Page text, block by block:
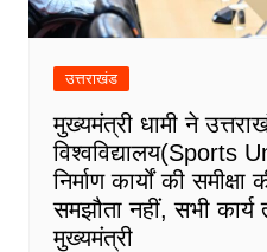
उत्तराखंड
मुख्यमंत्री धामी ने
विश्वविद्यालय(Sports
निर्माण कार्यों की
समझौता नहीं, सभी कार्य
मुख्यमंत्री